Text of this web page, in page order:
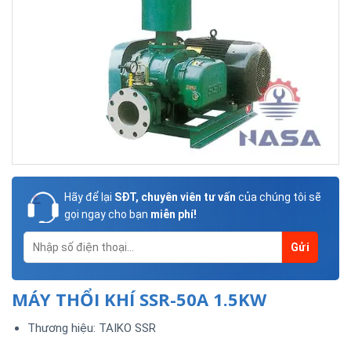
Hãy để lại SĐT, chuyên viên tư vấn của chúng tôi sẽ
gọi ngay cho bạn miễn phí!
MÁY THỔI KHÍ SSR-50A 1.5KW
Thương hiệu: TAIKO SSR